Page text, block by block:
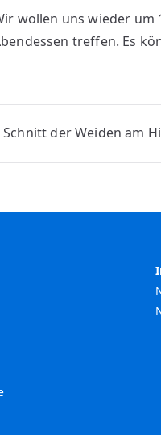
wollen uns wieder um
treffen. Es
Schnitt der Weiden am